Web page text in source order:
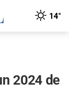
14°
2024 de